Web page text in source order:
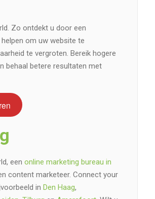
Zo ontdekt u door een
om uw website te
te vergroten. Bereik hogere
behaal betere resultaten met
een online marketing bureau in
content marketeer. Connect your
in Den Haag,